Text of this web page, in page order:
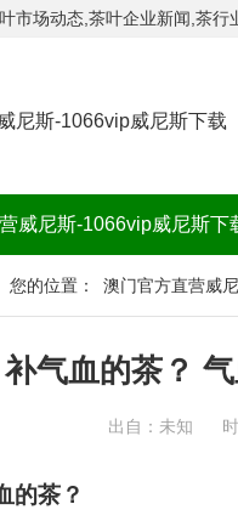
市场动态,茶叶企业新闻,茶行
尼斯-1066vip威尼斯下载
威尼斯-1066vip威尼斯下
您的位置： 澳门官方直营威
补气血的茶？
出自：未知
的茶？